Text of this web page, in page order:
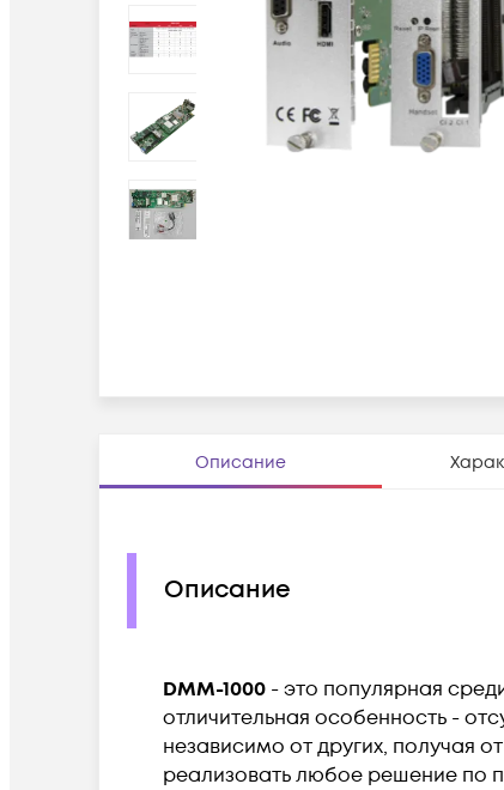
Описание
Описание
DMM-1000 - это популярная
отличительная особенность -
независимо от других, получая
реализовать любое решение по